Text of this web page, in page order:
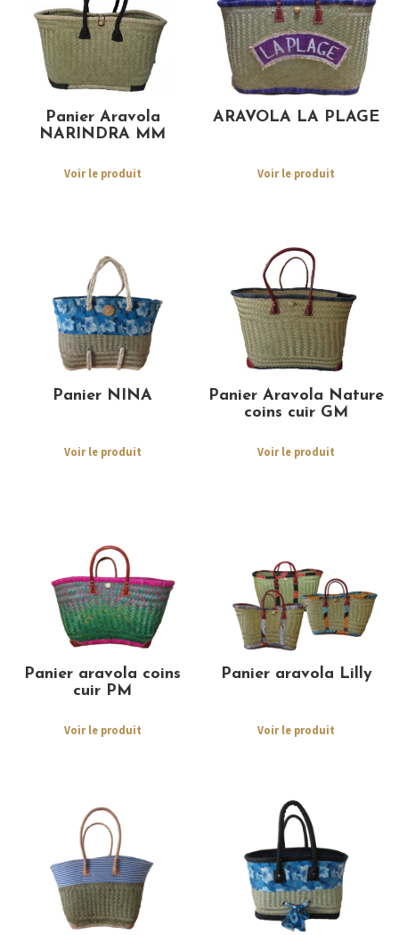
Panier Aravola
NARINDRA MM
Voir le produit
ARAVOLA LA PLAGE
Voir le produit
Panier NINA
Voir le produit
Panier Aravola Nature
coins cuir GM
Voir le produit
Panier aravola coins
cuir PM
Voir le produit
Panier aravola Lilly
Voir le produit